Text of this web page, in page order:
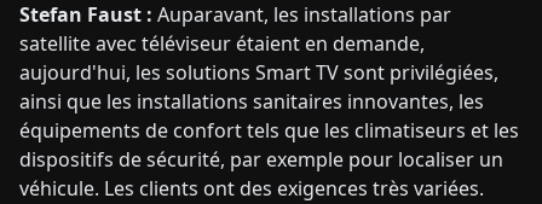
Stefan Faust : Auparavant, les installations par
satellite avec téléviseur étaient en demande,
aujourd'hui, les solutions Smart TV sont privilégiées,
ainsi que les installations sanitaires innovantes, les
équipements de confort tels que les climatiseurs et les
dispositifs de sécurité, par exemple pour localiser un
véhicule. Les clients ont des exigences très variées.